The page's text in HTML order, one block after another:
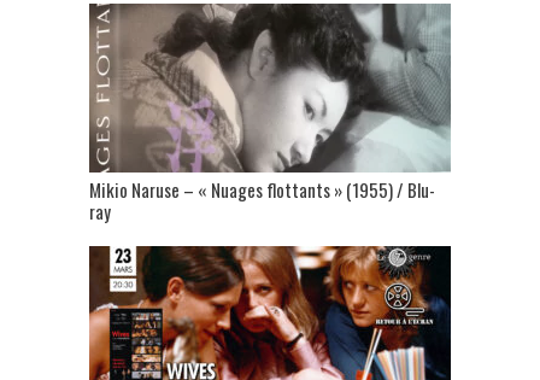
Mikio Naruse – « Nuages flottants » (1955) / Blu-
ray